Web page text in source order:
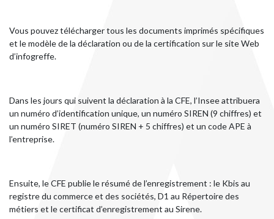
Vous pouvez télécharger tous les documents imprimés spécifiques
et le modèle de la déclaration ou de la certification sur le site Web
d’infogreffe.
Dans les jours qui suivent la déclaration à la CFE, l’Insee attribuera
un numéro d’identification unique, un numéro SIREN (9 chiffres) et
un numéro SIRET (numéro SIREN + 5 chiffres) et un code APE à
l’entreprise.
Ensuite, le CFE publie le résumé de l’enregistrement : le Kbis au
registre du commerce et des sociétés, D1 au Répertoire des
métiers et le certificat d’enregistrement au Sirene.